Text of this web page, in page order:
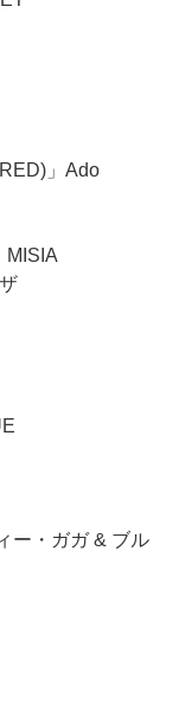
」Ado
MISIA
ー・ガガ & ブル